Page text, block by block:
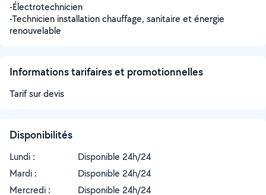
-Électrotechnicien
-Technicien installation chauffage, sanitaire et énergie
renouvelable
Informations tarifaires et promotionnelles
Tarif sur devis
Disponibilités
Lundi :
Disponible 24h/24
Mardi :
Disponible 24h/24
Mercredi :
Disponible 24h/24